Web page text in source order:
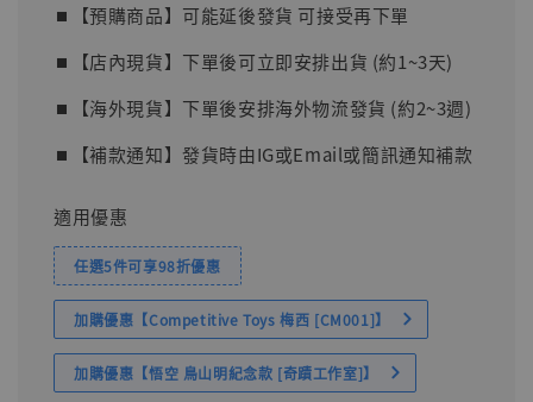
⏹︎【預購商品】可能延後發貨 可接受再下單
⏹︎【店內現貨】下單後可立即安排出貨 (約1~3天)
⏹︎【海外現貨】下單後安排海外物流發貨 (約2~3週)
⏹︎【補款通知】發貨時由IG或Email或簡訊通知補款
適用優惠
任選5件可享98折優惠
加購優惠【Competitive Toys 梅西 [CM001]】
加購優惠【悟空 鳥山明紀念款 [奇蹟工作室]】